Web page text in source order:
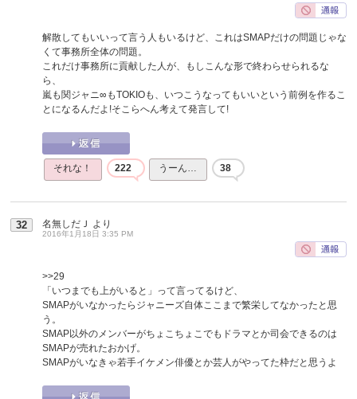
解散してもいいって言う人もいるけど、これはSMAPだけの問題じゃな
くて事務所全体の問題。
これだけ事務所に貢献した人が、もしこんな形で終わらせられるな
ら、
嵐も関ジャニ∞もTOKIOも、いつこうなってもいいという前例を作るこ
とになるんだよ!そこらへん考えて発言して!
それな！ 222 うーん… 38
32 名無しだＪ より
2016年1月18日 3:35 PM
>>29
「いつまでも上がいると」って言ってるけど、
SMAPがいなかったらジャニーズ自体ここまで繁栄してなかったと思
う。
SMAP以外のメンバーがちょこちょこでもドラマとか司会できるのは
SMAPが売れたおかげ。
SMAPがいなきゃ若手イケメン俳優とか芸人がやってた枠だと思うよ